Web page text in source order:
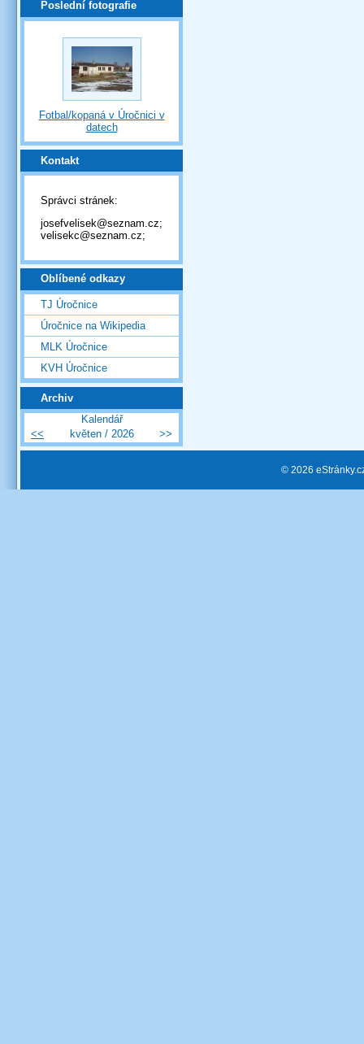
Poslední fotografie
Fotbal/kopaná v Úročnici v
datech
Kontakt
Správci stránek:
josefvelisek@seznam.cz;
velisekc@seznam.cz;
Oblíbené odkazy
TJ Úročnice
Úročnice na Wikipedia
MLK Úročnice
KVH Úročnice
Archiv
Kalendář
<<
květen / 2026 >>
© 2026